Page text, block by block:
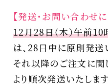
【発送・お問い合わせ
12月28日（木）午前10
は、28日中に原則発送
それ以降のご注文に関
より順次発送いたしま